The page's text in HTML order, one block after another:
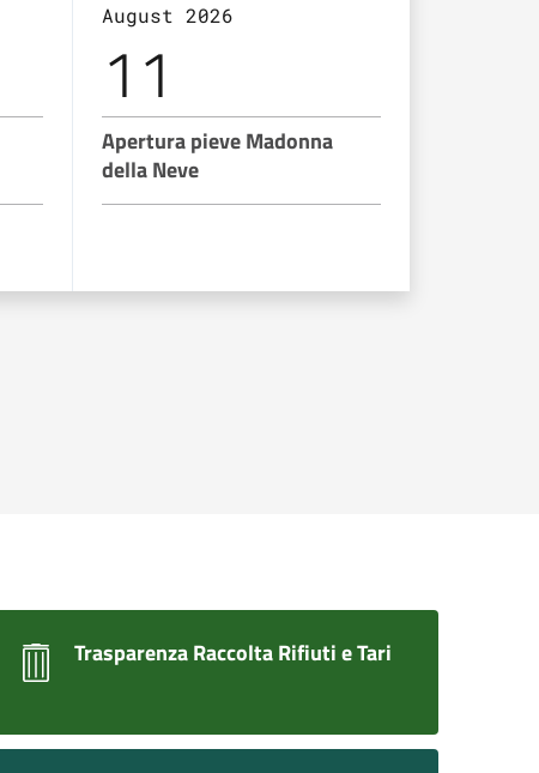
August 2026
11
Apertura pieve Madonna
della Neve
Trasparenza Raccolta Rifiuti e Tari